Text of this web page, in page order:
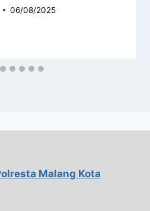
06/08/2025
Malang Kota